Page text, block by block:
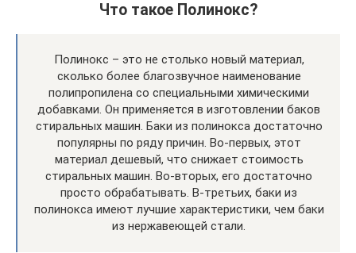
Что такое Полинокс?
Полинокс – это не столько новый материал,
сколько более благозвучное наименование
полипропилена со специальными химическими
добавками. Он применяется в изготовлении баков
стиральных машин. Баки из полинокса достаточно
популярны по ряду причин. Во-первых, этот
материал дешевый, что снижает стоимость
стиральных машин. Во-вторых, его достаточно
просто обрабатывать. В-третьих, баки из
полинокса имеют лучшие характеристики, чем баки
из нержавеющей стали.